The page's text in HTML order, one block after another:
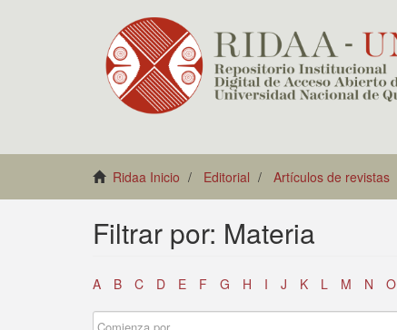
Ridaa Inicio Editorial Artículos de revistas
Filtrar por: Materia
A B C D E F G H I J K L M N O